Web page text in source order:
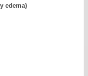
edema)